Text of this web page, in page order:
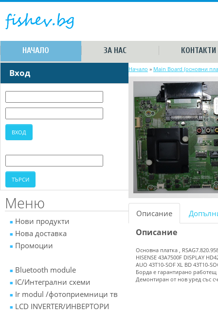
НАЧАЛО ЗА НАС КОНТАКТИ
Вход
Меню
Нови продукти
Нова доставка
Промоции
Bluetooth module
IC/Интегрални схеми
Ir modul /фотоприемници тв
LCD INVERTER/ИНВЕРТОРИ
Начало » Main Board (основни
Описание
Описание
Основна платка ,
HISENSE 43A7500F DISPLAY
AUO 43T10-SOF XL BD 43T10-
Борда е гарантирано работещ
Демонтиран от нов уред със